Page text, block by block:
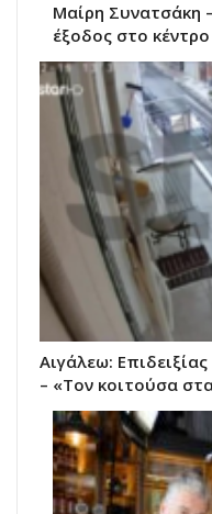
Μαίρη Συνατσάκη
έξοδος στο
Αιγάλεω:
– «Τον κοιτούσα